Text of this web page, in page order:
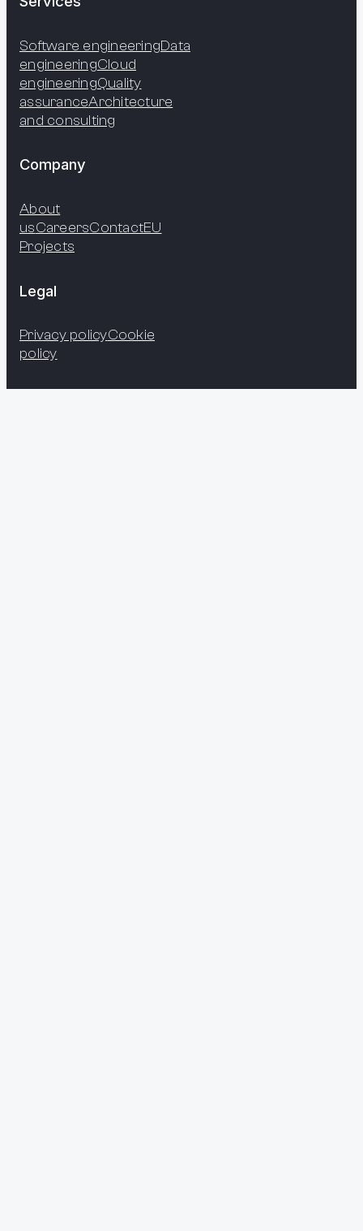
Software engineeringData
engineeringCloud
engineeringQuality
assuranceArchitecture
and consulting
Company
About
usCareersContactEU
Projects
Legal
Privacy policyCookie
policy